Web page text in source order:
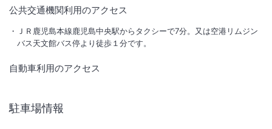
の好立地、グルメもショッピングも◎かごんま観光、レジャー・ビジネ
公共交通機関利用のアクセス
ＪＲ鹿児島本線鹿児島中央駅からタクシーで7分。又は空港リムジン
バス天文館バス停より徒歩１分です。
自動車利用のアクセス
駐車場情報